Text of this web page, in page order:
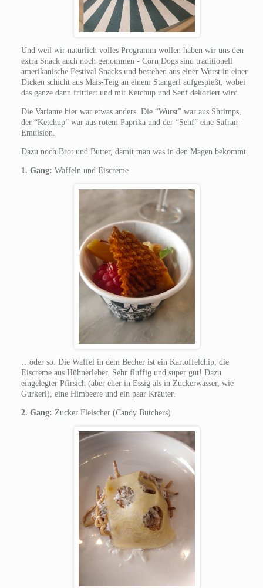
Und weil wir natürlich volles Programm wollen haben wir uns den
extra Snack auch noch genommen - Corn Dogs sind traditionell
amerikanische Festival Snacks und bestehen aus einer Wurst in einer
Dicken schicht aus Mais-Teig an einem Stangerl aufgespießt, wobei
das ganze dann frittiert und mit Ketchup und Senf dekoriert wird.
Die Variante hier war etwas anders. Die “Wurst” war aus Shrimps,
der “Ketchup” war aus rotem Paprika und der “Senf” eine Safran-
Emulsion.
Dazu noch Brot und Butter, damit man was in den Magen bekommt.
1. Gang: Waffeln und Eiscreme
…oder so. Die Waffel in dem Becher ist ein Kartoffelchip, die
Eiscreme aus Hühnerleber. Sehr fluffig und super gut! Dazu
eingelegter Pfirsich (aber eher in Essig als in Zuckerwasser, wie
Gurkerl), eine Himbeere und ein paar Kräuter.
2. Gang: Zucker Fleischer (Candy Butchers)